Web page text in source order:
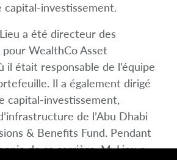
capital-investissement.
a été directeur des
WealthCo Asset
il était responsable de l’équipe
Il a également dirigé
capital-investissement,
de l’Abu Dhabi
& Benefits Fund. Pendant
de sa carrière, M. Lieu a